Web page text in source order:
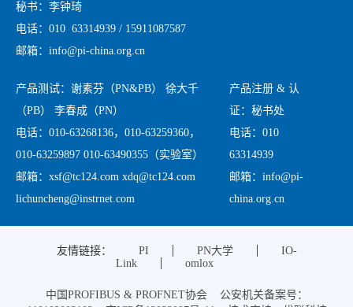
秘书：李钟琦
电话：010 63314939 / 15911087587
邮箱：info@pi-china.org.cn
产品测试：谢素芬（PN&PB） 徐大千
（PB） 李春成（PN）
电话：010-63268136，010-63259360，
010-63259897 010-63490355（实验室）
邮箱：xsf@tc124.com xdq@tc124.com
lichuncheng@instrnet.com
产品注册 & 认
证：秘书处
电话：010
63314939
邮箱：info@pi-
china.org.cn
友情链接： PI PN大学
IO-
Link
omlox
中国PROFIBUS & PROFNET协会 公安机关备案号：